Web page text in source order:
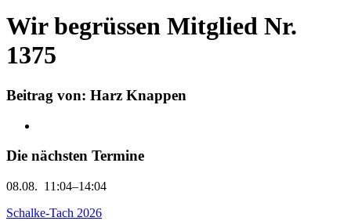
Wir begrüssen Mitglied Nr.
1375
Beitrag von: Harz Knappen
Die nächsten Termine
08.08. 11:04–14:04
Schalke-Tach 2026